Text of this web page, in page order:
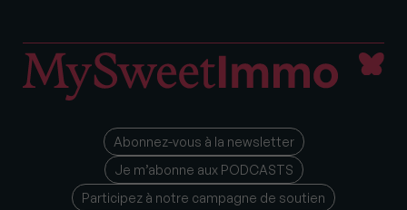
Abonnez-vous à la newsletter
Je m’abonne aux PODCASTS
Participez à notre campagne de soutien